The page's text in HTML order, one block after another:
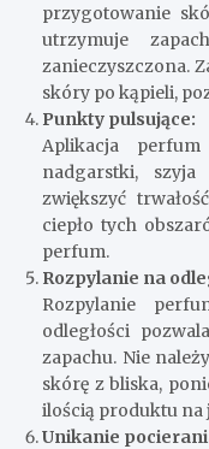
przygotowanie
utrzymuje
zanieczyszczona.
skóry po kąpieli,
Punkty pulsujące:
Aplikacja
nadgarstki,
zwiększyć
ciepło tych
perfum.
Rozpylanie na
Rozpylanie
odległości
zapachu. Nie
skórę z bliska,
ilością produktu na
Unikanie